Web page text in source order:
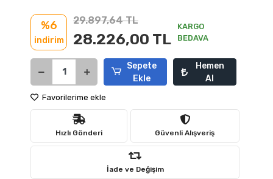
%6
indirim
29.897,64 TL
28.226,00 TL
KARGO
BEDAVA
Sepete
Ekle
Hemen
Al
Favorilerime ekle
Hızlı Gönderi Güvenli Alışveriş
İade ve Değişim